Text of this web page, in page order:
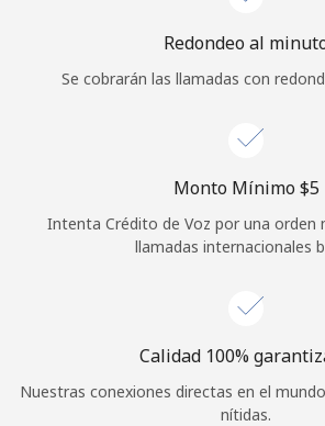
Redondeo al
Se cobrarán las llamadas con
Monto Mínimo ⁦$5⁩
Intenta Crédito de Voz por una orden
llamadas internacionales
Calidad 100%
Nuestras conexiones directas en el
nítidas.